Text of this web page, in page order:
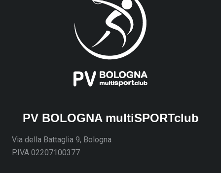
PV BOLOGNA multiSPORTclub
Via della Battaglia 9, Bologna
P.IVA 02207100377